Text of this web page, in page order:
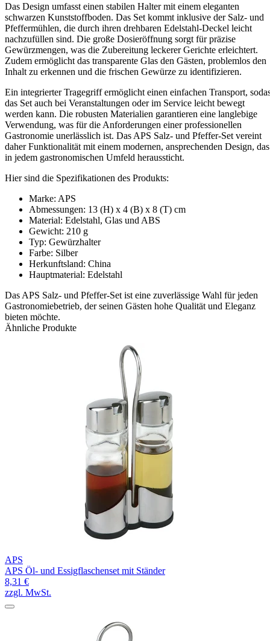
Das Design umfasst einen stabilen Halter mit einem eleganten
schwarzen Kunststoffboden. Das Set kommt inklusive der Salz- und
Pfeffermühlen, die durch ihren drehbaren Edelstahl-Deckel leicht
nachzufüllen sind. Die große Dosieröffnung sorgt für präzise
Gewürzmengen, was die Zubereitung leckerer Gerichte erleichtert.
Zudem ermöglicht das transparente Glas den Gästen, problemlos den
Inhalt zu erkennen und die frischen Gewürze zu identifizieren.
Ein integrierter Tragegriff ermöglicht einen einfachen Transport,
das Set auch bei Veranstaltungen oder im Service leicht bewegt
werden kann. Die robusten Materialien garantieren eine langlebige
Verwendung, was für die Anforderungen einer professionellen
Gastronomie unerlässlich ist. Das APS Salz- und Pfeffer-Set vereint
daher Funktionalität mit einem modernen, ansprechenden Design, das
in jedem gastronomischen Umfeld heraussticht.
Hier sind die Spezifikationen des Produkts:
Marke: APS
Abmessungen: 13 (H) x 4 (B) x 8 (T) cm
Material: Edelstahl, Glas und ABS
Gewicht: 210 g
Typ: Gewürzhalter
Farbe: Silber
Herkunftsland: China
Hauptmaterial: Edelstahl
Das APS Salz- und Pfeffer-Set ist eine zuverlässige Wahl für jeden
Gastronomiebetrieb, der seinen Gästen hohe Qualität und Eleganz
bieten möchte.
Ähnliche Produkte
APS
APS Öl- und Essigflaschenset mit Ständer
8,31 €
zzgl. MwSt.